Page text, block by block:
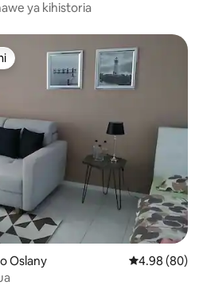
ya kihistoria
Oslany Ukadiriaji wa
4.98 (80)